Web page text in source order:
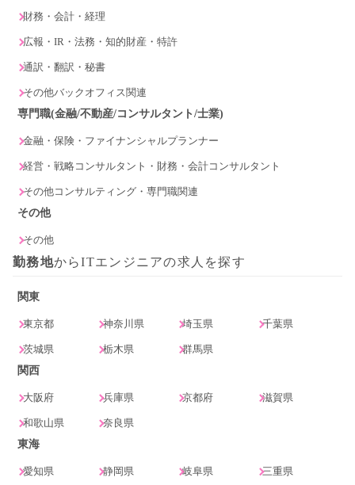
財務・会計・経理
広報・IR・法務・知的財産・特許
通訳・翻訳・秘書
その他バックオフィス関連
専門職(金融/不動産/コンサルタント/士業)
金融・保険・ファイナンシャルプランナー
経営・戦略コンサルタント・財務・会計コンサルタント
その他コンサルティング・専門職関連
その他
その他
勤務地からITエンジニアの求人を探す
関東
東京都 神奈川県 埼玉県 千葉県
茨城県 栃木県
群馬県
関西
大阪府 兵庫県 京都府 滋賀県
和歌山県
奈良県
東海
愛知県 静岡県 岐阜県
三重県